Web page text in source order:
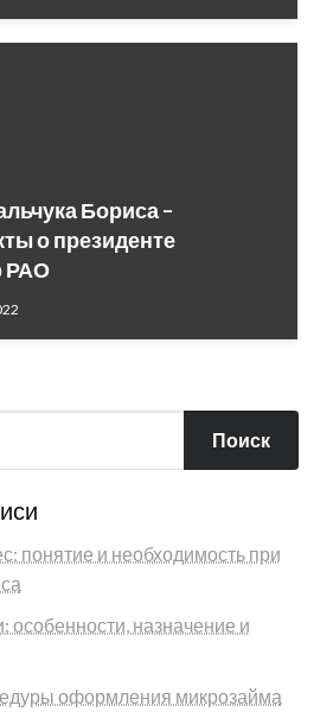
Бориса –
о президенте
РАО
Поиск
понятие и необходимость при
назначение и
оформления микрозайма